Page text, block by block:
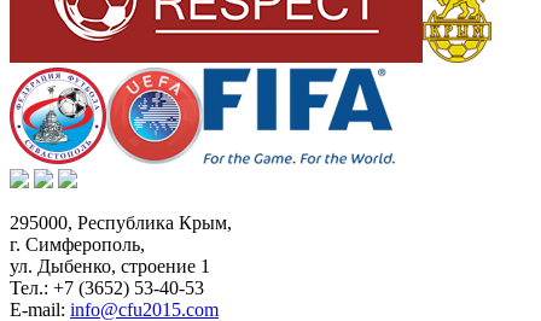
295000, Республика Крым,
г. Симферополь,
ул. Дыбенко, строение 1
Тел.: +7 (3652) 53-40-53
E-mail: info@cfu2015.com